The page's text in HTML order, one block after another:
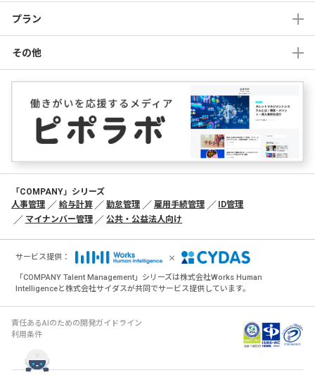
– 株式会社サイダス 個人情報保護管理者
東京都港区芝2-1-33
代表取締役 松田 晋
個人情報の取扱いについて」の「当ウェブサイトのセキュリティ対策
およびCookieポリシーについて」をご参照ください。
申し出およびその他の個人情報に関するお問い合わせは、以下のお問い
合わせ先までご連絡ください。
〒105-0014 東京都港区芝2-1-33
Eメール：privacy_info@cydas.com
受付時間：平日午前10時00分～午後5時00分（土・日・祝日および当社
休日を除く）
■（参考）当社及び共同利用先の個人情報の取り扱いについ
以下をご参照ください。
プラン
その他
「COMPANY」シリーズ
人事管理
給与計算 勤怠管理 雇用手続管理
ID管理
マイナンバー管理
公共・公益法人向け
サービス提供： ×
「COMPANY Talent Management」シリーズは株式会社Works Human
Intelligenceと株式会社サイダスが共同でサービス提供しています。
責任あるAIのための開発ガイドライン
利用条件